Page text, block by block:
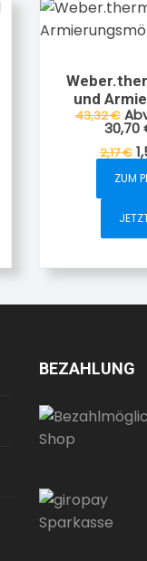
und
43,32€
30,70
2,17€
ZUM
BEZAHLUNG